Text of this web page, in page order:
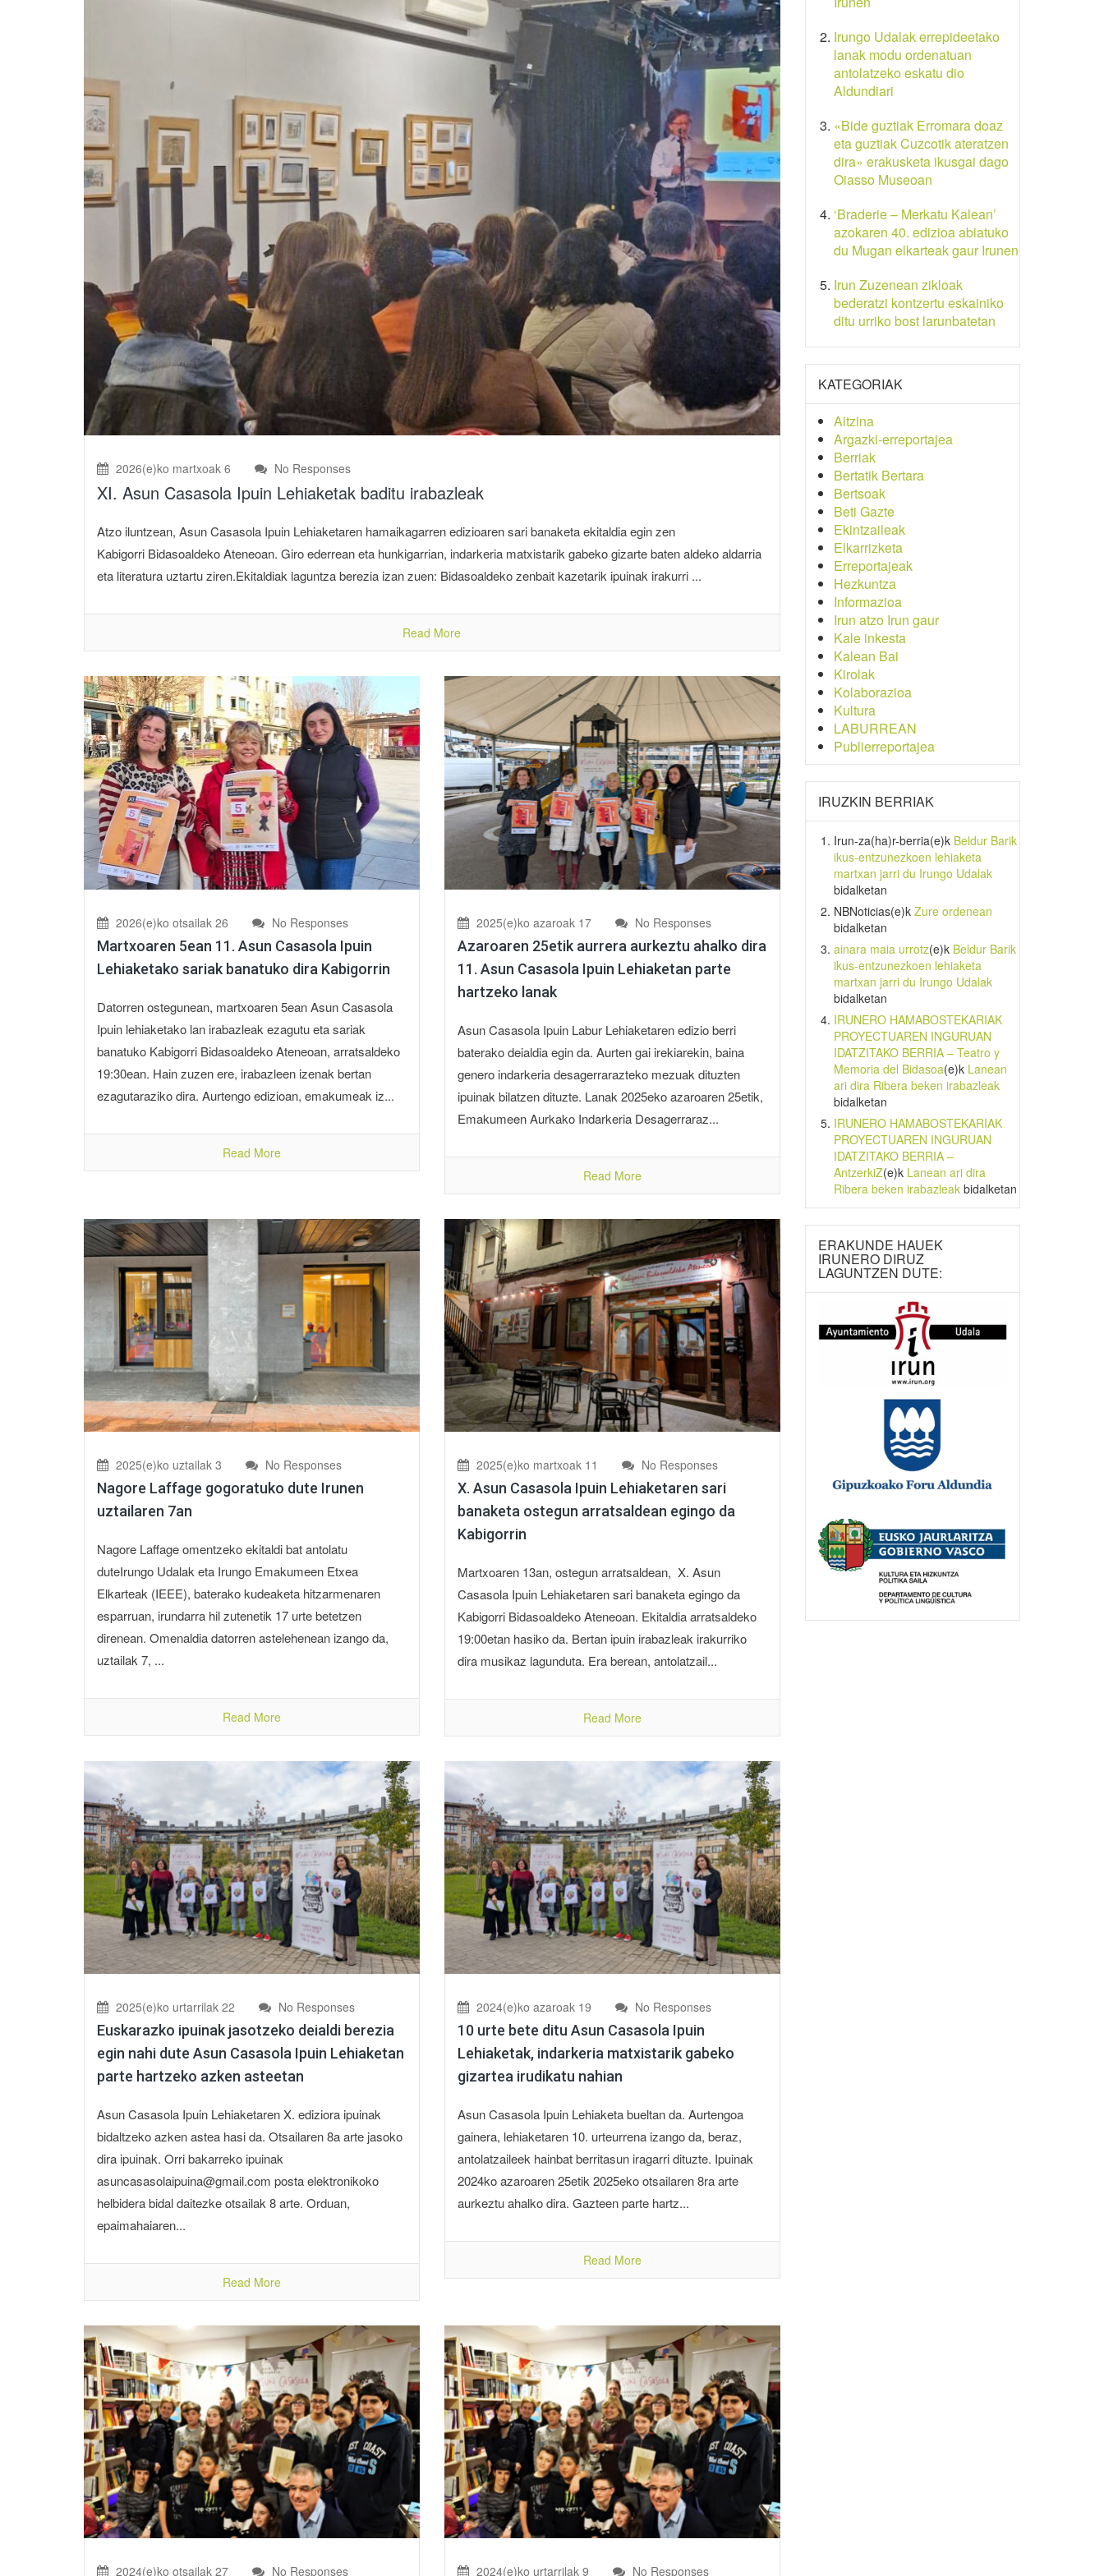
2026(e)ko martxoak 6 No Responses
XI. Asun Casasola Ipuin Lehiaketak baditu irabazleak
Atzo iluntzean, Asun Casasola Ipuin Lehiaketaren hamaikagarren edizioaren sari banaketa ekitaldia egin zen
Kabigorri Bidasoaldeko Ateneoan. Giro ederrean eta hunkigarrian, indarkeria matxistarik gabeko gizarte baten aldeko aldarria
eta literatura uztartu ziren.Ekitaldiak laguntza berezia izan zuen: Bidasoaldeko zenbait kazetarik ipuinak irakurri ...
Read More
2026(e)ko otsailak 26 No Responses
Martxoaren 5ean 11. Asun Casasola Ipuin
Lehiaketako sariak banatuko dira Kabigorrin
Datorren ostegunean, martxoaren 5ean Asun Casasola
Ipuin lehiaketako lan irabazleak ezagutu eta sariak
banatuko Kabigorri Bidasoaldeko Ateneoan, arratsaldeko
19:30ean. Hain zuzen ere, irabazleen izenak bertan
ezagutaraziko dira. Aurtengo edizioan, emakumeak iz...
Read More
2025(e)ko azaroak 17 No Responses
Azaroaren 25etik aurrera aurkeztu ahalko dira
11. Asun Casasola Ipuin Lehiaketan parte
hartzeko lanak
Asun Casasola Ipuin Labur Lehiaketaren edizio berri
baterako deialdia egin da. Aurten gai irekiarekin, baina
genero indarkeria desagerrarazteko mezuak dituzten
ipuinak bilatzen dituzte. Lanak 2025eko azaroaren 25etik,
Emakumeen Aurkako Indarkeria Desagerraraz...
Read More
2025(e)ko uztailak 3 No Responses
Nagore Laffage gogoratuko dute Irunen
uztailaren 7an
Nagore Laffage omentzeko ekitaldi bat antolatu
duteIrungo Udalak eta Irungo Emakumeen Etxea
Elkarteak (IEEE), baterako kudeaketa hitzarmenaren
esparruan, irundarra hil zutenetik 17 urte betetzen
direnean. Omenaldia datorren astelehenean izango da,
uztailak 7, ...
Read More
2025(e)ko martxoak 11 No Responses
X. Asun Casasola Ipuin Lehiaketaren sari
banaketa ostegun arratsaldean egingo da
Kabigorrin
Martxoaren 13an, ostegun arratsaldean, X. Asun
Casasola Ipuin Lehiaketaren sari banaketa egingo da
Kabigorri Bidasoaldeko Ateneoan. Ekitaldia arratsaldeko
19:00etan hasiko da. Bertan ipuin irabazleak irakurriko
dira musikaz lagunduta. Era berean, antolatzail...
Read More
2025(e)ko urtarrilak 22 No Responses
Euskarazko ipuinak jasotzeko deialdi berezia
egin nahi dute Asun Casasola Ipuin Lehiaketan
parte hartzeko azken asteetan
Asun Casasola Ipuin Lehiaketaren X. ediziora ipuinak
bidaltzeko azken astea hasi da. Otsailaren 8a arte jasoko
dira ipuinak. Orri bakarreko ipuinak
asuncasasolaipuina@gmail.com posta elektronikoko
helbidera bidal daitezke otsailak 8 arte. Orduan,
epaimahaiaren...
Read More
2024(e)ko azaroak 19 No Responses
10 urte bete ditu Asun Casasola Ipuin
Lehiaketak, indarkeria matxistarik gabeko
gizartea irudikatu nahian
Asun Casasola Ipuin Lehiaketa bueltan da. Aurtengoa
gainera, lehiaketaren 10. urteurrena izango da, beraz,
antolatzaileek hainbat berritasun iragarri dituzte. Ipuinak
2024ko azaroaren 25etik 2025eko otsailaren 8ra arte
aurkeztu ahalko dira. Gazteen parte hartz...
Read More
2024(e)ko otsailak 27 No Responses 2024(e)ko urtarrilak 9 No Responses
Irungo Udalak errepideetako
lanak modu ordenatuan
antolatzeko eskatu dio
Aldundiari
«Bide guztiak Erromara doaz
eta guztiak Cuzcotik ateratzen
dira» erakusketa ikusgai dago
Oiasso Museoan
‘Braderie – Merkatu Kalean’
azokaren 40. edizioa abiatuko
du Mugan elkarteak gaur Irunen
Irun Zuzenean zikloak
bederatzi kontzertu eskainiko
ditu urriko bost larunbatetan
KATEGORIAK
Aitzina
Argazki-erreportajea
Berriak
Bertatik Bertara
Bertsoak
Beti Gazte
Ekintzaileak
Elkarrizketa
Erreportajeak
Hezkuntza
Informazioa
Irun atzo Irun gaur
Kale inkesta
Kalean Bai
Kirolak
Kolaborazioa
Kultura
LABURREAN
Publierreportajea
IRUZKIN BERRIAK
Irun-za(ha)r-berria(e)k Beldur Barik
ikus-entzunezkoen lehiaketa
martxan jarri du Irungo Udalak
bidalketan
NBNoticias(e)k Zure ordenean
bidalketan
ainara maia urrotz(e)k Beldur Barik
ikus-entzunezkoen lehiaketa
martxan jarri du Irungo Udalak
bidalketan
IRUNERO HAMABOSTEKARIAK
PROYECTUAREN INGURUAN
IDATZITAKO BERRIA – Teatro y
Memoria del Bidasoa(e)k Lanean
ari dira Ribera beken irabazleak
bidalketan
IRUNERO HAMABOSTEKARIAK
PROYECTUAREN INGURUAN
IDATZITAKO BERRIA –
AntzerkiZ(e)k Lanean ari dira
Ribera beken irabazleakbidalketan
ERAKUNDE HAUEK
IRUNERO DIRUZ
LAGUNTZEN DUTE: